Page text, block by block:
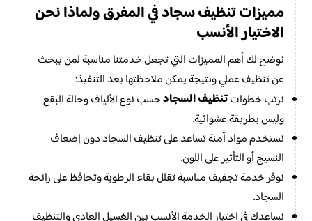
مميزات تنظيف سجاد في المفرق ولماذا نحن
الاختيار الأنسب
نوضح لك أهم المميزات التي تجعل خدمتنا مناسبة لمن يبحث
عن تنظيف عملي ونتيجة يمكن ملاحظتها بعد التنفيذ:
نرتب خطواتتنظيف السجادحسب نوع الألياف وحالة البقع
وليس بطريقة عشوائية.
نستخدم مواد آمنة تساعد على تنظيف السجاد دون إضعاف
النسيج أو التأثير على اللون.
نوفر خدمة تجفيف مناسبة تقلل بقاء الرطوبة وتحافظ على رائحة
السجاد.
نساعدك في اختيار الخدمة الأنسب بين الغسيل العادي والتنظيف